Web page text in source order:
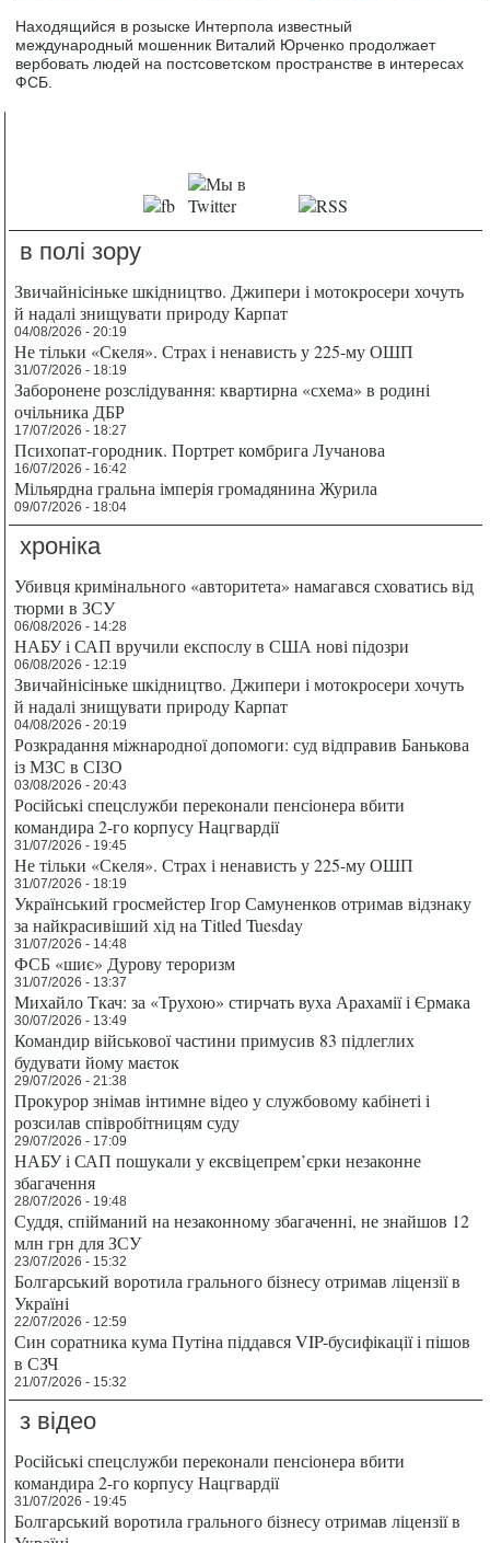
Находящийся в розыске Интерпола известный
международный мошенник Виталий Юрченко продолжает
вербовать людей на постсоветском пространстве в интересах
ФСБ.
в полі зору
Звичайнісіньке шкідництво. Джипери і мотокросери хочуть
й надалі знищувати природу Карпат
04/08/2026 - 20:19
Не тільки «Скеля». Страх і ненависть у 225-му ОШП
31/07/2026 - 18:19
Заборонене розслідування: квартирна «схема» в родині
очільника ДБР
17/07/2026 - 18:27
Психопат-городник. Портрет комбрига Лучанова
16/07/2026 - 16:42
Мільярдна гральна імперія громадянина Журила
09/07/2026 - 18:04
хроніка
Убивця кримінального «авторитета» намагався сховатись від
тюрми в ЗСУ
06/08/2026 - 14:28
НАБУ і САП вручили експослу в США нові підозри
06/08/2026 - 12:19
Звичайнісіньке шкідництво. Джипери і мотокросери хочуть
й надалі знищувати природу Карпат
04/08/2026 - 20:19
Розкрадання міжнародної допомоги: суд відправив Банькова
із МЗС в СІЗО
03/08/2026 - 20:43
Російські спецслужби переконали пенсіонера вбити
командира 2-го корпусу Нацгвардії
31/07/2026 - 19:45
Не тільки «Скеля». Страх і ненависть у 225-му ОШП
31/07/2026 - 18:19
Український гросмейстер Ігор Самуненков отримав відзнаку
за найкрасивіший хід на Titled Tuesday
31/07/2026 - 14:48
ФСБ «шиє» Дурову тероризм
31/07/2026 - 13:37
Михайло Ткач: за «Трухою» стирчать вуха Арахамії і Єрмака
30/07/2026 - 13:49
Командир військової частини примусив 83 підлеглих
будувати йому маєток
29/07/2026 - 21:38
Прокурор знімав інтимне відео у службовому кабінеті і
розсилав співробітницям суду
29/07/2026 - 17:09
НАБУ і САП пошукали у ексвіцепрем’єрки незаконне
збагачення
28/07/2026 - 19:48
Суддя, спійманий на незаконному збагаченні, не знайшов 12
млн грн для ЗСУ
23/07/2026 - 15:32
Болгарський воротила грального бізнесу отримав ліцензії в
Україні
22/07/2026 - 12:59
Син соратника кума Путіна піддався VIP-бусифікації і пішов
в СЗЧ
21/07/2026 - 15:32
з відео
Російські спецслужби переконали пенсіонера вбити
командира 2-го корпусу Нацгвардії
31/07/2026 - 19:45
Болгарський воротила грального бізнесу отримав ліцензії в